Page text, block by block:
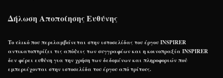
Δήλωση Αποποίησης Ευθύνης
Το υλικό που περιλαμβάνεται στην ιστοσελίδας του έργου INSPIRER
αντικατοπτρίζει τις απόψεις των συγγραφέων και η κοινοπραξία INSPIRER
δεν φέρει ευθύνη για την χρήση των δεδομένων και πληροφοριών πού
εμπεριέχονται στην ιστοσελίδα του έργου από τρίτους.